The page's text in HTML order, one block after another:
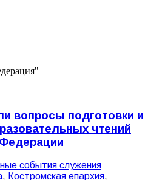
вопросы подготовки и
чтений
события служения
, Костромская епархия,